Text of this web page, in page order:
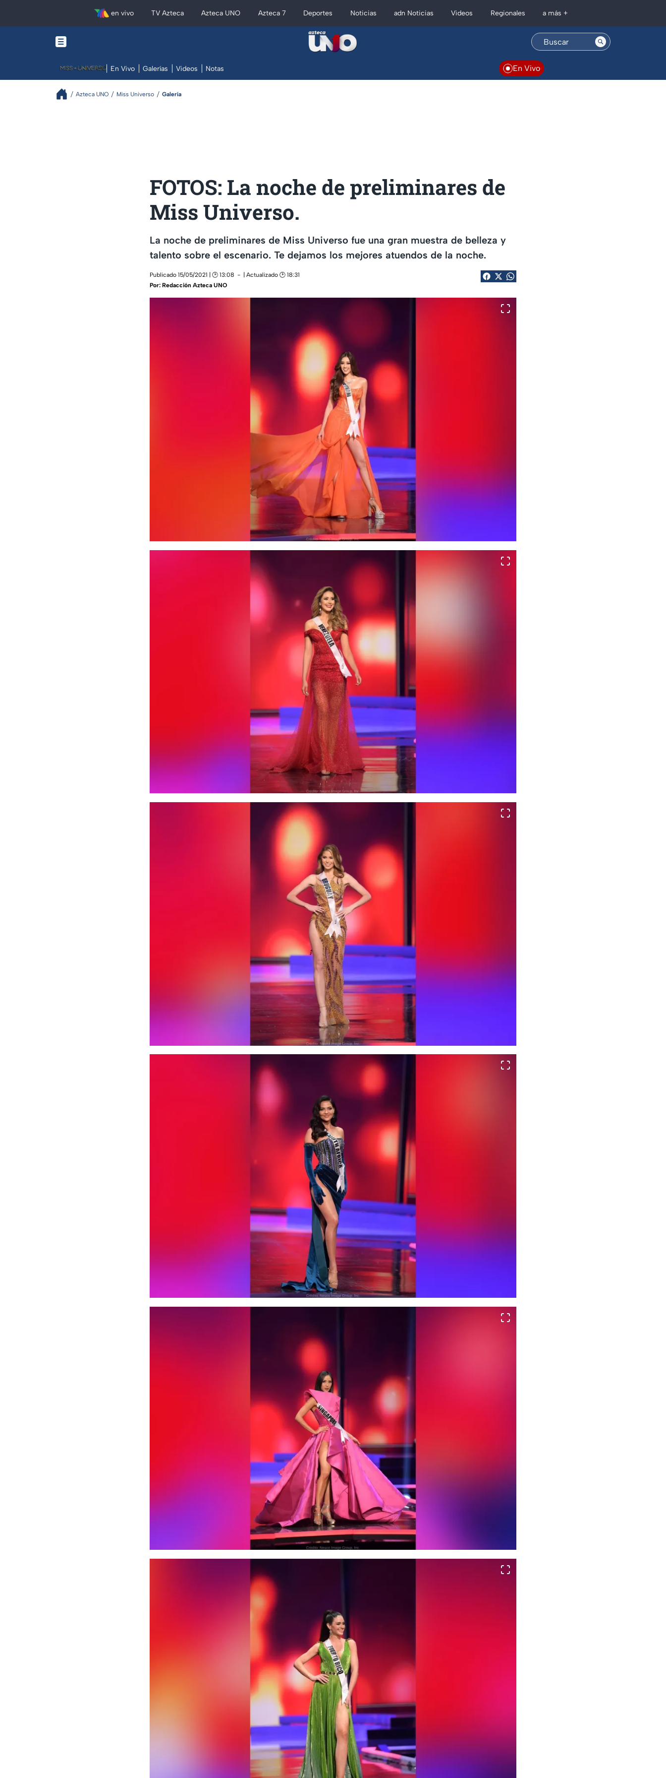
en vivo TV Azteca Azteca UNO Azteca 7 Deportes Noticias adn Noticias Videos Regionales a más +
En Vivo Galerías Videos Notas En Vivo
Azteca UNO Miss Universo Galería
FOTOS: La noche de preliminares de
Miss Universo.
La noche de preliminares de Miss Universo fue una gran muestra de belleza y
talento sobre el escenario. Te dejamos los mejores atuendos de la noche.
Publicado 15/05/2021 | 🕑 13:08
| Actualizado 🕑 18:31
Por: Redacción Azteca UNO